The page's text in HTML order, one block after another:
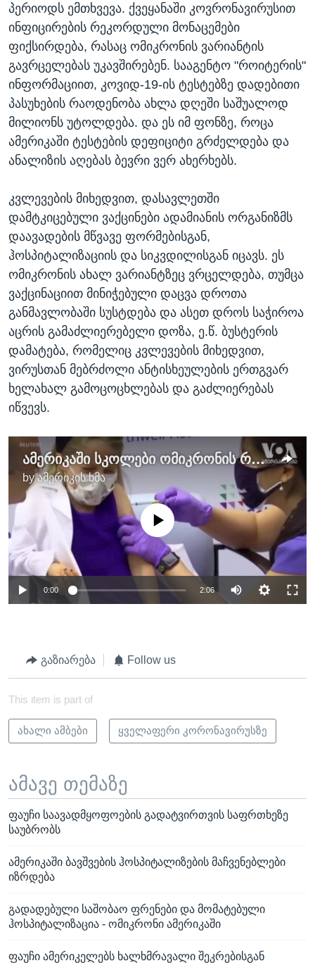
პერიოდს ემთხვევა. ქვეყანაში კოვრონავირუსით
ინფიცირების რეკორდული მონაცემები
ფიქსირდება, რასაც ომიკრონის ვარიანტის
გავრცელებას უკავშირებენ. სააგენტო "როიტერის"
ინფორმაციით, კოვიდ-19-ის ტესტებზე დადებითი
პასუხების რაოდენობა ახლა დღეში საშუალოდ
მილიონს უტოლდება. და ეს იმ ფონზე, როცა
ამერიკაში ტესტების დეფიციტი გრძელდება და
ანალიზის აღებას ბევრი ვერ ახერხებს.
კვლევების მიხედვით, დასავლეთში
დამტკიცებული ვაქცინები ადამიანის ორგანიზმს
დაავადების მწვავე ფორმებისგან,
ჰოსპიტალიზაციის და სიკვდილისგან იცავს. ეს
ომიკრონის ახალ ვარიანტზეც ვრცელდება, თუმცა
ვაქცინაციით მინიჭებული დაცვა დროთა
განმავლობაში სუსტდება და ასეთ დროს საჭიროა
აცრის გამაძლიერებელი დოზა, ე.წ. ბუსტერის
დამატება, რომელიც კვლევების მიხედვით,
ვირუსთან მებრძოლი ანტისხეულების ერთგვარ
ხელახალ გამოცოცხლებას და გაძლიერებას
იწვევს.
ამერიკაში სკოლები ომიკრონის რეკორდული გავრცელების ფონზე იხსნება
byამერიკის ხმა
No media source currently available
0:00 2:06
გაზიარება Follow us
This item is part of
ახალი ამბები ყველაფერი კორონავირუსზე
ამავე თემაზე
ფაუჩი საავადმყოფოების გადატვირთვის საფრთხეზე
საუბრობს
ამერიკაში ბავშვების ჰოსპიტალიზების მაჩვენებლები
იზრდება
გადადებული საშობაო ფრენები და მომატებული
ჰოსპიტალიზაცია - ომიკრონი ამერიკაში
ფაუჩი ამერიკელებს ხალხმრავალი შეკრებისგან